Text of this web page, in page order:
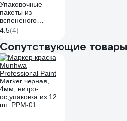
Упаковочные
пакеты из
вспененого
полиэтилена (НПЭ)
НПС Развитие Тип
С 500x600 мм,
толщина 1 мм,
(упаковка - 50 шт.)
14062040
4.5(4)
Сопутствующие товары